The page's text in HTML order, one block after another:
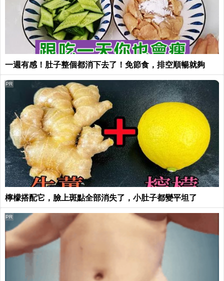
一週有感！肚子整個都消下去了！免節食，排空順暢就夠
檸檬搭配它，臉上斑點全部消失了，小肚子都變平坦了
PR
PR